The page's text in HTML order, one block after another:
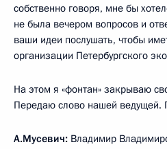
собственно говоря, мне бы
не была вечером вопросов и
ваши идеи послушать, чтобы
организации Петербургского
На этом я «фонтан» закрываю
Передаю слово нашей ведущей.
А.Мусевич: Владимир